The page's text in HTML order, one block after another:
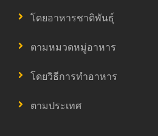
โดยอาหารชาติพันธุ์
ตามหมวดหมู่อาหาร
โดยวิธีการทำอาหาร
ตามประเทศ